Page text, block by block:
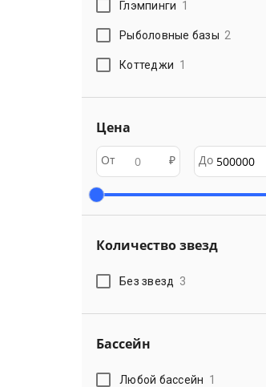
Глэмпинги 1
Рыболовные базы 2
Коттеджи 1
Цена
От ₽ До
Количество звезд
Без звезд 3
Бассейн
Любой бассейн 1